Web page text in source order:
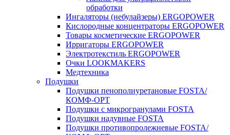
обработки
Ингаляторы (небулайзеры) ERGOPOWER
Кислородные концентраторы ERGOPOWER
Товары косметические ERGOPOWER
Ирригаторы ERGOPOWER
Электротекстиль ERGOPOWER
Очки LOOKMAKERS
Медтехника
Подушки
Подушки пенополиуретановые FOSTA/
КОМФ-ОРТ
Подушки с микрогранулами FOSTA
Подушки надувные FOSTA
Подушки противопролежневые FOSTA/